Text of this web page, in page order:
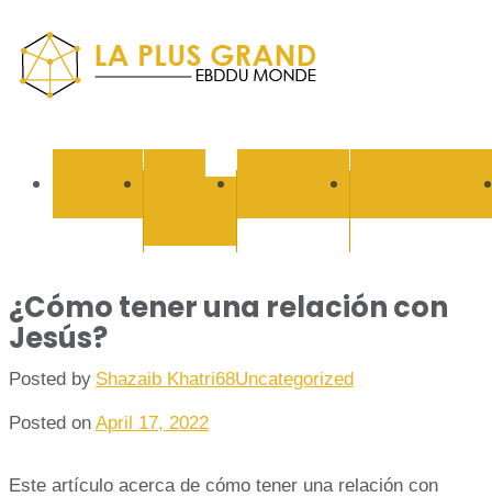
Ebddu
BUSINESS EDUCATION
¿Cómo tener una relación con
Jesús?
Posted by Shazaib Khatri68Uncategorized
Posted on April 17, 2022
Este artículo acerca de cómo tener una relación con